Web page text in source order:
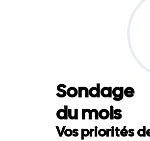
Sondage
du mois
Vos priorités